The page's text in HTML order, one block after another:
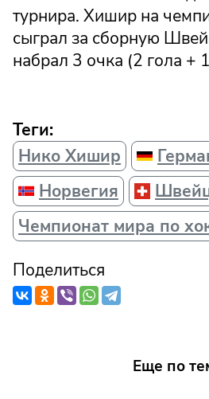
турнира. Хишир на
сыграл за сборную
набрал 3 очка (2 гола +
Теги:
Нико Хишир
Норвегия
Чемпионат мира по
Поделиться
Еще по